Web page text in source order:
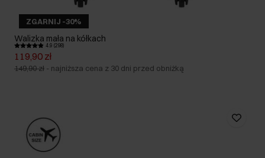
ZGARNIJ -30%
Walizka mała na kółkach
4.9 (298)
119,90 zł
149,90 zł - najniższa cena z 30 dni przed obniżką